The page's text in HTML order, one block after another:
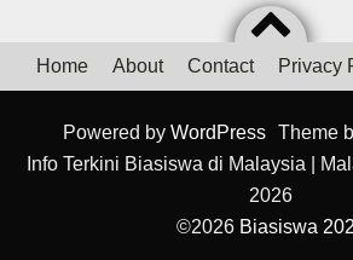
Home About Contact Privacy
Powered by WordPress Theme
Info Terkini Biasiswa di Malaysia |
2026
©2026 Biasiswa